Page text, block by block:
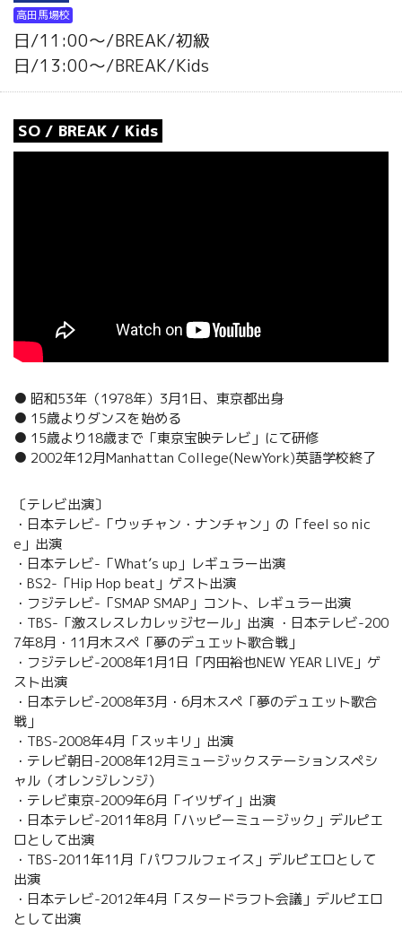
高田馬場校
日/11:00～/BREAK/初級
日/13:00～/BREAK/Kids
SO / BREAK / Kids
● 昭和53年（1978年）3月1日、東京都出身
● 15歳よりダンスを始める
● 15歳より18歳まで「東京宝映テレビ」にて研修
● 2002年12月Manhattan College(NewYork)英語学校終了
〔テレビ出演〕
・日本テレビ-「ウッチャン・ナンチャン」の「feel so nic
e」出演
・日本テレビ-「What’s up」レギュラー出演
・BS2-「Hip Hop beat」ゲスト出演
・フジテレビ-「SMAP SMAP」コント、レギュラー出演
・TBS-「激スレスレカレッジセール」出演 ・日本テレビ-200
7年8月・11月木スペ「夢のデュエット歌合戦」
・フジテレビ-2008年1月1日「内田裕也NEW YEAR LIVE」ゲ
スト出演
・日本テレビ-2008年3月・6月木スペ「夢のデュエット歌合
戦」
・TBS-2008年4月「スッキリ」出演
・テレビ朝日-2008年12月ミュージックステーションスペシ
ャル（オレンジレンジ）
・テレビ東京-2009年6月「イツザイ」出演
・日本テレビ-2011年8月「ハッピーミュージック」デルピエ
ロとして出演
・TBS-2011年11月「パワフルフェイス」デルピエロとして
出演
・日本テレビ-2012年4月「スタードラフト会議」デルピエロ
として出演